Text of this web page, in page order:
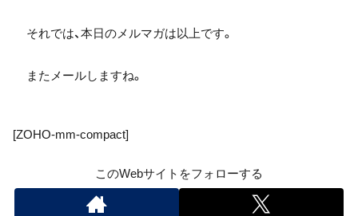
それでは、本日のメルマガは以上です。
またメールしますね。
[ZOHO-mm-compact]
このWebサイトをフォローする